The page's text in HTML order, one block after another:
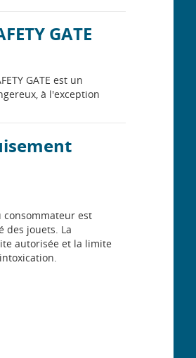
GATE
GATE est un
à l'exception
est
des jouets. La
autorisée et la limite